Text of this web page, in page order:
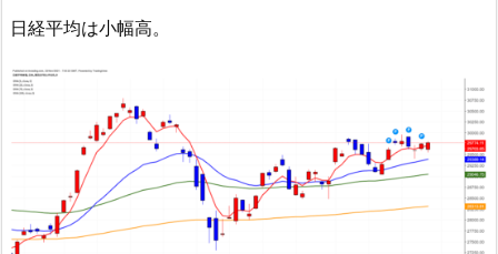
日経平均は小幅高。